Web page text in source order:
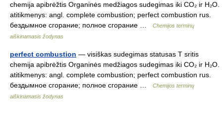
chemija apibrėžtis Organinės medžiagos sudegimas iki CO₂ ir H₂O.
atitikmenys: angl. complete combustion; perfect combustion rus.
бездымное сгорание; полное сгорание …
Chemijos terminų
aiškinamasis žodynas
perfect combustion — visiškas sudegimas statusas T sritis
chemija apibrėžtis Organinės medžiagos sudegimas iki CO₂ ir H₂O.
atitikmenys: angl. complete combustion; perfect combustion rus.
бездымное сгорание; полное сгорание …
Chemijos terminų
aiškinamasis žodynas